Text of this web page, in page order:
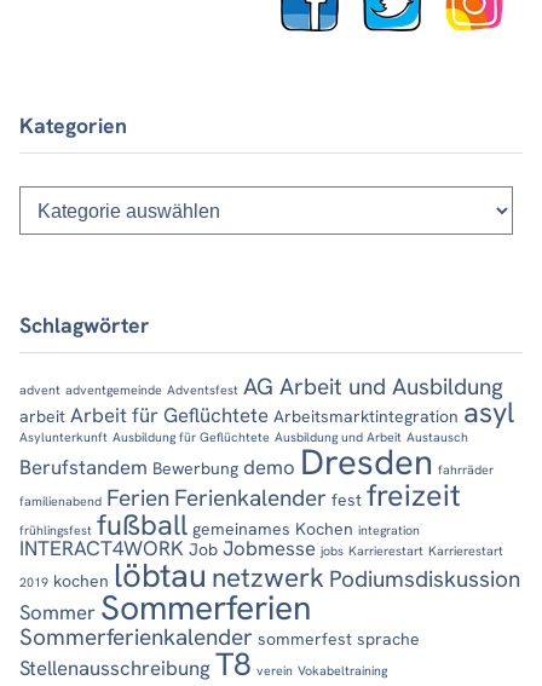
Kategorien
Kategorien
Schlagwörter
advent adventgemeinde Adventsfest AG Arbeit und Ausbildung
arbeit Arbeit für Geflüchtete Arbeitsmarktintegration asyl
Asylunterkunft Ausbildung für Geflüchtete Ausbildung und Arbeit Austausch
Berufstandem Bewerbung demo Dresden fahrräder
familienabend Ferien Ferienkalender fest freizeit
frühlingsfest fußball gemeinames Kochen integration
INTERACT4WORK Job Jobmesse jobs Karrierestart Karrierestart
2019 kochen löbtau netzwerk Podiumsdiskussion
Sommer Sommerferien
Sommerferienkalender sommerfest sprache
Stellenausschreibung T8 verein Vokabeltraining